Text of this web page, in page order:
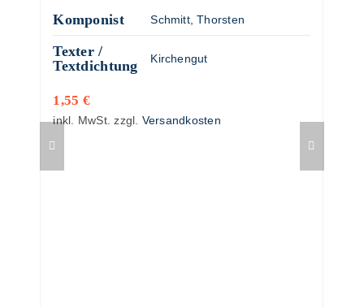
Komponist Schmitt, Thorsten
Texter /
Textdichtung
Kirchengut
1,55 €
inkl. MwSt. zzgl. Versandkosten